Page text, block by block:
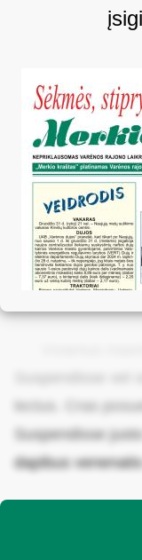
lectus. Cras
Suspendisse
dapibus